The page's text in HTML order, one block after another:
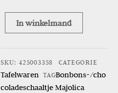
Bonbons-/chocoladeschaaltje
"Herfstbloemen"
aantal
In winkelmand
SKU: 425003358 CATEGORIE
Tafelwaren TAGBonbons-/cho
coladeschaaltje Majolica